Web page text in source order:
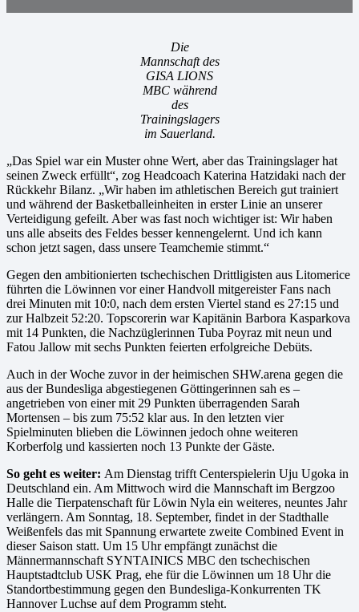
Die
Mannschaft des
GISA LIONS
MBC während
des
Trainingslagers
im Sauerland.
„Das Spiel war ein Muster ohne Wert, aber das Trainingslager hat
seinen Zweck erfüllt“, zog Headcoach Katerina Hatzidaki nach der
Rückkehr Bilanz. „Wir haben im athletischen Bereich gut trainiert
und während der Basketballeinheiten in erster Linie an unserer
Verteidigung gefeilt. Aber was fast noch wichtiger ist: Wir haben
uns alle abseits des Feldes besser kennengelernt. Und ich kann
schon jetzt sagen, dass unsere Teamchemie stimmt.“
Gegen den ambitionierten tschechischen Drittligisten aus Litomerice
führten die Löwinnen vor einer Handvoll mitgereister Fans nach
drei Minuten mit 10:0, nach dem ersten Viertel stand es 27:15 und
zur Halbzeit 52:20. Topscorerin war Kapitänin Barbora Kasparkova
mit 14 Punkten, die Nachzüglerinnen Tuba Poyraz mit neun und
Fatou Jallow mit sechs Punkten feierten erfolgreiche Debüts.
Auch in der Woche zuvor in der heimischen SHW.arena gegen die
aus der Bundesliga abgestiegenen Göttingerinnen sah es –
angetrieben von einer mit 29 Punkten überragenden Sarah
Mortensen – bis zum 75:52 klar aus. In den letzten vier
Spielminuten blieben die Löwinnen jedoch ohne weiteren
Korberfolg und kassierten noch 13 Punkte der Gäste.
So geht es weiter: Am Dienstag trifft Centerspielerin Uju Ugoka in
Deutschland ein. Am Mittwoch wird die Mannschaft im Bergzoo
Halle die Tierpatenschaft für Löwin Nyla ein weiteres, neuntes Jahr
verlängern. Am Sonntag, 18. September, findet in der Stadthalle
Weißenfels das mit Spannung erwartete zweite Combined Event in
dieser Saison statt. Um 15 Uhr empfängt zunächst die
Männermannschaft SYNTAINICS MBC den tschechischen
Hauptstadtclub USK Prag, ehe für die Löwinnen um 18 Uhr die
Standortbestimmung gegen den Bundesliga-Konkurrenten TK
Hannover Luchse auf dem Programm steht.